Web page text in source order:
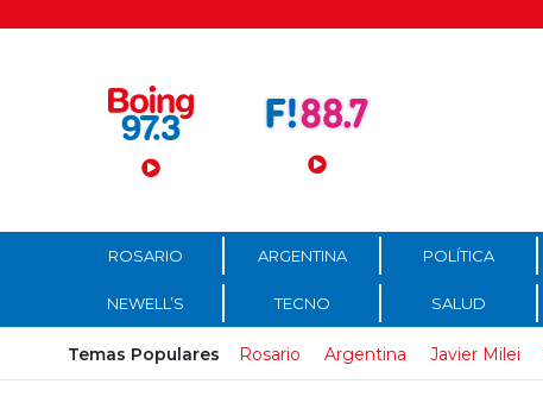
Menú Principal
ROSARIO ARGENTINA POLÍTICA
NEWELL’S TECNO SALUD
Temas Populares Rosario Argentina Javier Milei